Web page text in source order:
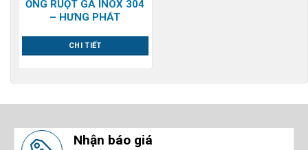
ỐNG RUỘT GÀ INOX 304
– HƯNG PHÁT
CHI TIẾT
Nhận báo giá